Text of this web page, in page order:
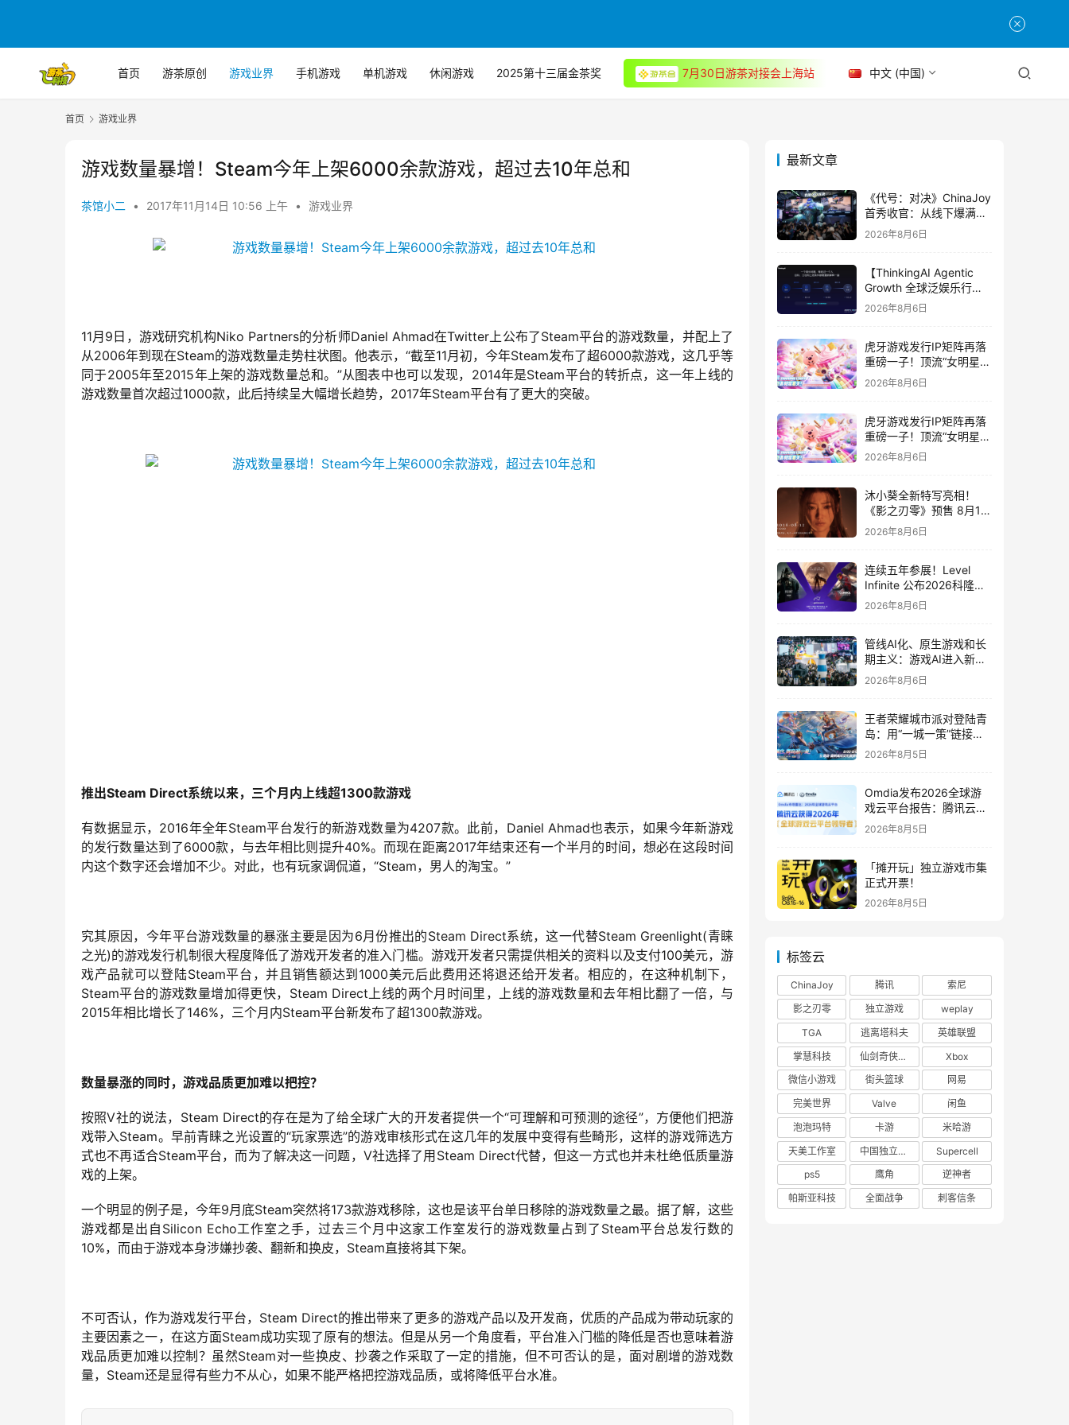
首页 游茶原创 游戏业界 手机游戏 单机游戏 休闲游戏 2025第十三届金茶奖 7月30日游茶对接会上海站 中文 (中国)
首页 游戏业界
游戏数量暴增！Steam今年上架6000余款游戏，超过去10年总和
茶馆小二 • 2017年11月14日 10:56 上午 • 游戏业界
11月9日，游戏研究机构Niko Partners的分析师Daniel Ahmad在Twitter上公布了Steam平台的游戏数量，并配上了
从2006年到现在Steam的游戏数量走势柱状图。他表示， “截至11月初，今年Steam发布了超6000款游戏，这几乎等
同于2005年至2015年上架的游戏数量总和。”从图表中也可以发现，2014年是Steam平台的转折点，这一年上线的
游戏数量首次超过1000款，此后持续呈大幅增长趋势，2017年Steam平台有了更大的突破。
推出Steam Direct系统以来，三个月内上线超1300款游戏
有数据显示，2016年全年Steam平台发行的新游戏数量为4207款。此前，Daniel Ahmad也表示，如果今年新游戏
的发行数量达到了6000款，与去年相比则提升40%。而现在距离2017年结束还有一个半月的时间，想必在这段时间
内这个数字还会增加不少。对此，也有玩家调侃道，“Steam，男人的淘宝。”
究其原因，今年平台游戏数量的暴涨主要是因为6月份推出的Steam Direct系统，这一代替Steam Greenlight(青睐
之光)的游戏发行机制很大程度降低了游戏开发者的准入门槛。游戏开发者只需提供相关的资料以及支付100美元，游
戏产品就可以登陆Steam平台，并且销售额达到1000美元后此费用还将退还给开发者。相应的，在这种机制下，
Steam平台的游戏数量增加得更快，Steam Direct上线的两个月时间里，上线的游戏数量和去年相比翻了一倍， 与
2015年相比增长了146%，三个月内Steam平台新发布了超1300款游戏。
数量暴涨的同时，游戏品质更加难以把控？
按照V社的说法，Steam Direct的存在是为了给全球广大的开发者提供一个“可理解和可预测的途径”，方便他们把游
戏带入Steam。早前青睐之光设置的“玩家票选”的游戏审核形式在这几年的发展中变得有些畸形，这样的游戏筛选方
式也不再适合Steam平台，而为了解决这一问题，V社选择了用Steam Direct代替，但这一方式也并未杜绝低质量游
戏的上架。
一个明显的例子是，今年9月底Steam突然将173款游戏移除，这也是该平台单日移除的游戏数量之最。据了解，这些
游戏都是出自Silicon Echo工作室之手，过去三个月中这家工作室发行的游戏数量占到了Steam平台总发行数的
10%，而由于游戏本身涉嫌抄袭、翻新和换皮，Steam直接将其下架。
不可否认，作为游戏发行平台，Steam Direct的推出带来了更多的游戏产品以及开发商，优质的产品成为带动玩家的
主要因素之一，在这方面Steam成功实现了原有的想法。但是从另一个角度看，平台准入门槛的降低是否也意味着游
戏品质更加难以控制？虽然Steam对一些换皮、抄袭之作采取了一定的措施，但不可否认的是，面对剧增的游戏数
量，Steam还是显得有些力不从心，如果不能严格把控游戏品质，或将降低平台水准。
最新文章
《代号：对决》ChinaJoy
首秀收官：从线下爆满看
见玩家的真实期待
2026年8月6日
【ThinkingAI Agentic
Growth 全球泛娱乐行业
峰会】Agent 时代，人到
2026年8月6日
虎牙游戏发行IP矩阵再落
重磅一子！顶流“女明星”
ZANMANG LOOPY 正版
3D消除手游《消消奇遇》
2026年8月6日
虎牙游戏发行IP矩阵再落
重磅一子！顶流“女明星”
ZANMANG LOOPY 正版
2026年8月6日
沐小葵全新特写亮相！
《影之刃零》预售 8月12
日开启
2026年8月6日
连续五年参展！Level
Infinite 公布2026科隆游
戏展产品阵容
2026年8月6日
管线AI化、原生游戏和长
期主义：游戏AI进入新共
识时代
2026年8月6日
王者荣耀城市派对登陆青
岛：用“一城一策”链接海
洋场景，以双向奔赴带动
2026年8月5日
Omdia发布2026全球游
戏云平台报告：腾讯云连
续两年入选“领导者”象限
2026年8月5日
「摊开玩」独立游戏市集
正式开票！
2026年8月5日
标签云
ChinaJoy 腾讯
索尼
影之刃零
独立游戏
weplay
TGA
逃离塔科夫
英雄联盟
掌慧科技
仙剑奇侠传四
Xbox
微信小游戏
街头篮球
网易
完美世界
Valve
闲鱼
泡泡玛特
卡游
米哈游
天美工作室
中国独立游戏联盟
Supercell
ps5
鹰角
逆神者
帕斯亚科技
全面战争 刺客信条